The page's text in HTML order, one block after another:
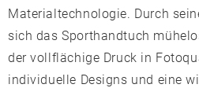
Materialtechnologie. Durch
sich das Sporthandtuch
der vollflächige Druck in
individuelle Designs und eine